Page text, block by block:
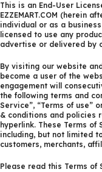
This is an End-User
EZZEMART.COM (herein
individual or as a
licensed to use any
advertise or delivered by
By visiting our website
become a user of the
engagement will
the following terms and
Service”, “Terms of use”
& conditions and policies
hyperlink. These Terms
including, but not limited
customers, merchants,
Please read this Terms of